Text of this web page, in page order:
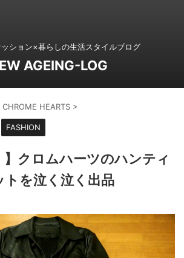
ション×暮らしの生活スタイルブログ
AGEING-LOG
CHROME HEARTS >
FASHION
】クロムハーツのハンティ
トを泣く泣く出品